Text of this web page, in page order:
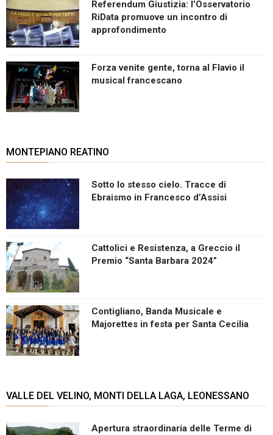
Referendum Giustizia: l’Osservatorio
RiData promuove un incontro di
approfondimento
Forza venite gente, torna al Flavio il
musical francescano
MONTEPIANO REATINO
Sotto lo stesso cielo. Tracce di
Ebraismo in Francesco d’Assisi
Cattolici e Resistenza, a Greccio il
Premio “Santa Barbara 2024”
Contigliano, Banda Musicale e
Majorettes in festa per Santa Cecilia
VALLE DEL VELINO, MONTI DELLA LAGA, LEONESSANO
Apertura straordinaria delle Terme di